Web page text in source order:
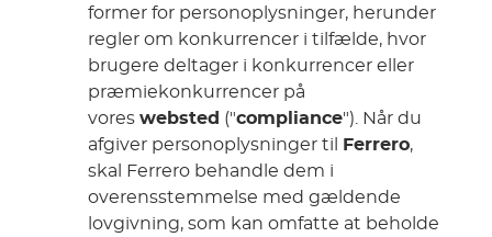
former for personoplysninger, herunder
regler om konkurrencer i tilfælde, hvor
brugere deltager i konkurrencer eller
præmiekonkurrencer på
vores websted ("compliance"). Når du
afgiver personoplysninger til
Ferrero,
skal Ferrero behandle dem i
overensstemmelse med gældende
lovgivning, som kan omfatte at beholde